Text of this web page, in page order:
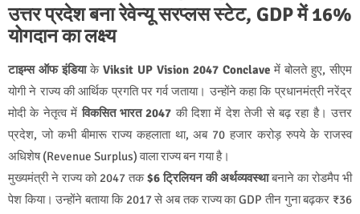
उत्तर प्रदेश बना रेवेन्यू सरप्लस स्टेट, GDP में 16%
योगदान का लक्ष्य
टाइम्स ऑफ इंडियाके Viksit UP Vision 2047 Conclave में बोलते हुए, सीएम
योगी ने राज्य की आर्थिक प्रगति पर गर्व जताया। उन्होंने कहा कि प्रधानमंत्री नरेंद्र
मोदी के नेतृत्व मेंविकसित भारत 2047 की दिशा में देश तेजी से बढ़ रहा है। उत्तर
प्रदेश, जो कभी बीमारू राज्य कहलाता था, अब 70 हजार करोड़ रुपये के राजस्व
अधिशेष (Revenue Surplus) वाला राज्य बन गया है।
मुख्यमंत्री ने राज्य को 2047 तक$6 ट्रिलियन की अर्थव्यवस्थाबनाने का रोडमैप भी
पेश किया। उन्होंने बताया कि 2017 से अब तक राज्य का GDP तीन गुना बढ़कर ₹36